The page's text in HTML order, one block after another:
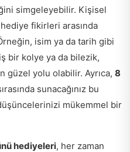
simgeleyebilir. Kişisel
fikirleri arasında
isim ya da tarih gibi
bir kolye ya da bilezik,
yolu olabilir. Ayrıca, 8
sunacağınız bu
mükemmel bir
hediyeleri, her zaman